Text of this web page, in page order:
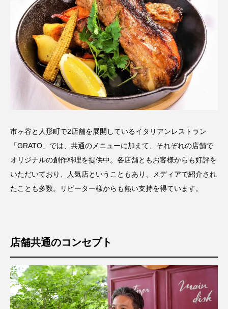
市ヶ谷と人形町で2店舗を展開しているイタリアンレストラン
「GRATO」では、共通のメニューに加えて、それぞれの店舗で
オリジナルの創作料理を提供中。各店舗ともお客様からも好評を
いただいており、人気店ということもあり、メディアで紹介され
たことも多数。リピーター様からも熱い支持を得ています。
店舗共通のコンセプト